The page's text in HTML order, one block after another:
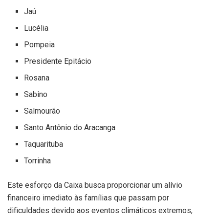
Jaú
Lucélia
Pompeia
Presidente Epitácio
Rosana
Sabino
Salmourão
Santo Antônio do Aracanga
Taquarituba
Torrinha
Este esforço da Caixa busca proporcionar um alívio
financeiro imediato às famílias que passam por
dificuldades devido aos eventos climáticos extremos,